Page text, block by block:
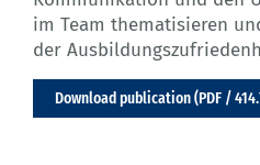
im Team thematisieren
der
Download publication (PDF /